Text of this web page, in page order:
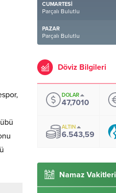
CUMARTESI
Parçalı Bulutlu
PAZAR
Parçalı Bulutlu
Döviz Bilgileri
DOLAR
47,7010
ALTIN
6.543,59
Namaz Vakitleri